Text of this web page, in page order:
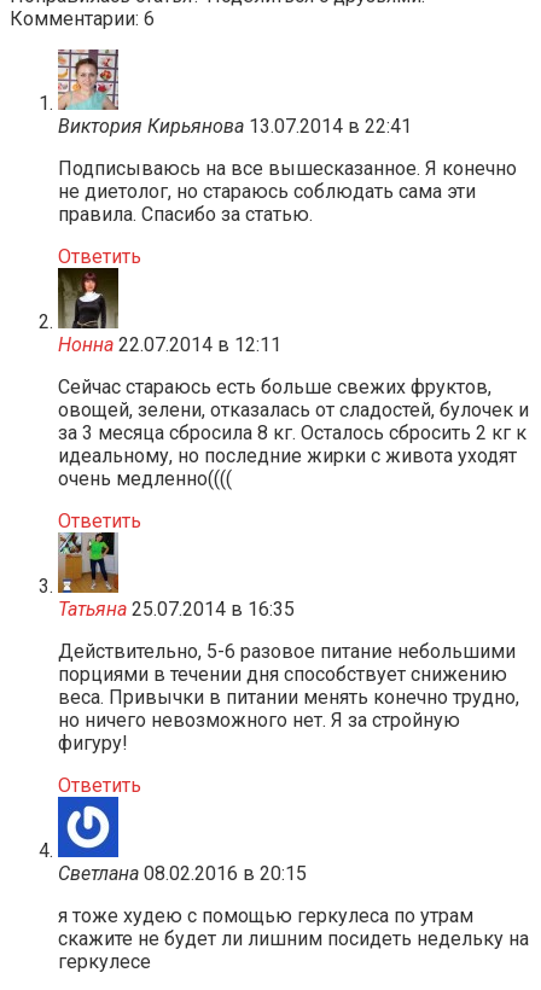
Комментарии: 6
Виктория Кирьянова 13.07.2014 в 22:41
Подписываюсь на все вышесказанное. Я конечно
не диетолог, но стараюсь соблюдать сама эти
правила. Спасибо за статью.
Ответить
Нонна 22.07.2014 в 12:11
Сейчас стараюсь есть больше свежих фруктов,
овощей, зелени, отказалась от сладостей, булочек и
за 3 месяца сбросила 8 кг. Осталось сбросить 2 кг к
идеальному, но последние жирки с живота уходят
очень медленно((((
Ответить
Татьяна 25.07.2014 в 16:35
Действительно, 5-6 разовое питание небольшими
порциями в течении дня способствует снижению
веса. Привычки в питании менять конечно трудно,
но ничего невозможного нет. Я за стройную
фигуру!
Ответить
Светлана 08.02.2016 в 20:15
я тоже худею с помощью геркулеса по утрам
скажите не будет ли лишним посидеть недельку на
геркулесе